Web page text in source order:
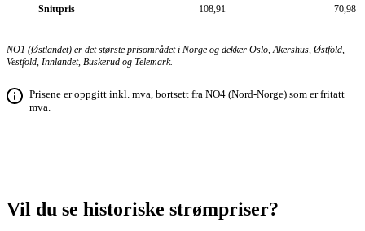
Snittpris
108,91 70,98
NO1 (Østlandet) er det største prisområdet i Norge og dekker Oslo, Akershus, Østfold,
Vestfold, Innlandet, Buskerud og Telemark.
Prisene er oppgitt inkl. mva, bortsett fra NO4 (Nord-Norge) som er fritatt
mva.
Vil du se historiske strømpriser?